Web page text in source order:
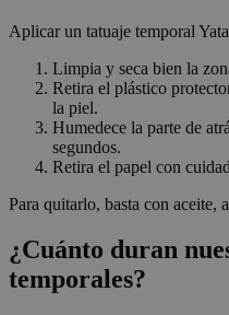
Aplicar un tatuaje temporal
Limpia y seca bien la
Retira el plástico
la piel.
Humedece la parte de
segundos.
Retira el papel con
Para quitarlo, basta con aceite,
¿Cuánto duran
temporales?